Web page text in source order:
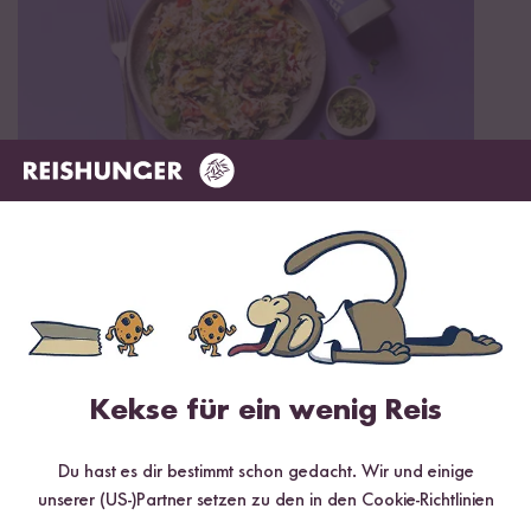
Sommerlich-Bunter Reissalat
Kekse für ein wenig Reis
Du hast es dir bestimmt schon gedacht. Wir und einige
unserer (US-)Partner setzen zu den in den Cookie-Richtlinien